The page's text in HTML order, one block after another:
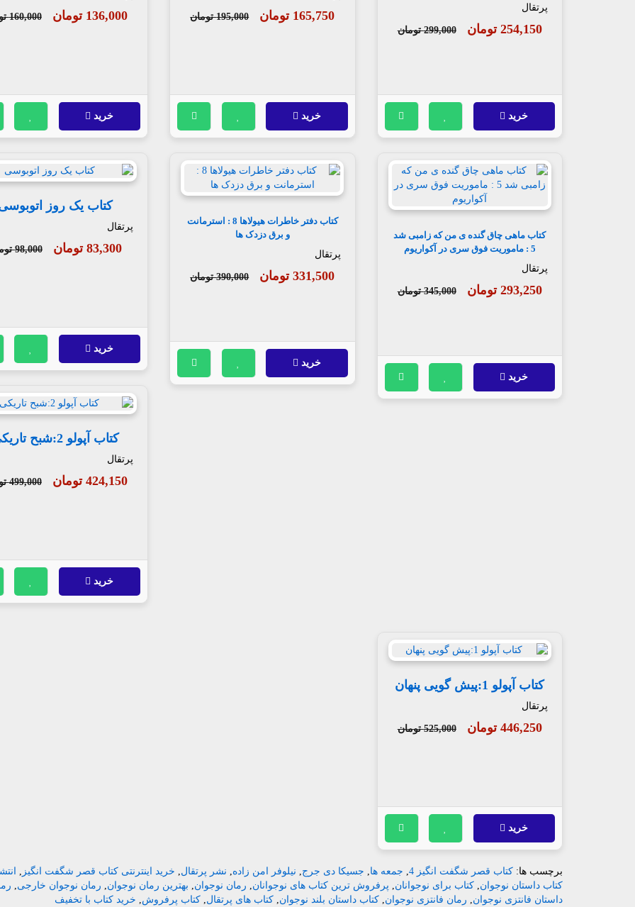
پرتقال
254,150 تومان 299,000 تومان
خرید
165,750 تومان 195,000 تومان
خرید
136,000 تومان 160,000 تومان
خرید
کتاب ماهی چاق گنده ی من که زامبی شد
5 : ماموریت فوق سری در آکواریوم
پرتقال
293,250 تومان 345,000 تومان
خرید
کتاب دفتر خاطرات هیولاها 8 : استرمانت
و برق دزدک ها
پرتقال
331,500 تومان 390,000 تومان
خرید
کتاب یک روز
پرتقال
83,300 تومان 98,000 تومان
خرید
کتاب آپولو 2:شبح تاریکی
پرتقال
424,150 تومان 499,000 تومان
خرید
کتاب آپولو 1:پیش گویی پنهان
پرتقال
446,250 تومان 525,000 تومان
خرید
برچسب ها: کتاب قصر شگفت انگیز 4 , جمعه ها, جسیکا دی جرج, نیلوفر امن زاده, نشر پرتقال, خرید اینترنتی کتاب قصر شگفت انگیز ,
کتاب داستان نوجوان, کتاب برای نوجوانان, پرفروش ترین کتاب های نوجوانان, رمان نوجوان, بهترین رمان نوجوان, رمان نوجوان خارجی,
داستان فانتزی نوجوان, رمان فانتزی نوجوان, کتاب داستان بلند نوجوان, کتاب های پرتقال, کتاب پرفروش, خرید کتاب با تخفیف